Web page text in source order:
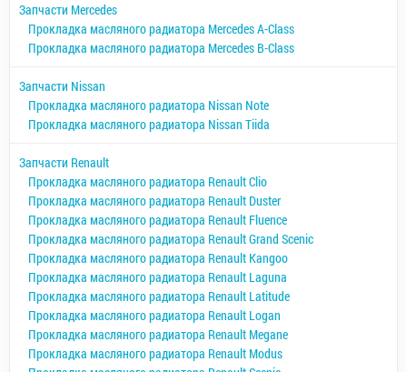
Запчасти Mercedes
Прокладка масляного радиатора Mercedes A-Class
Прокладка масляного радиатора Mercedes B-Class
Запчасти Nissan
Прокладка масляного радиатора Nissan Note
Прокладка масляного радиатора Nissan Tiida
Запчасти Renault
Прокладка масляного радиатора Renault Clio
Прокладка масляного радиатора Renault Duster
Прокладка масляного радиатора Renault Fluence
Прокладка масляного радиатора Renault Grand Scenic
Прокладка масляного радиатора Renault Kangoo
Прокладка масляного радиатора Renault Laguna
Прокладка масляного радиатора Renault Latitude
Прокладка масляного радиатора Renault Logan
Прокладка масляного радиатора Renault Megane
Прокладка масляного радиатора Renault Modus